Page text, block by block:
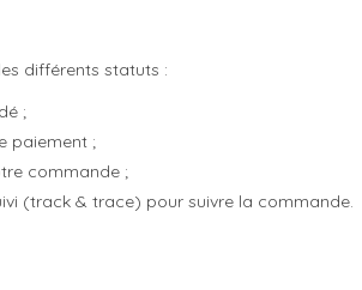
différents statuts :
;
paiement ;
commande ;
(track & trace) pour suivre la commande.